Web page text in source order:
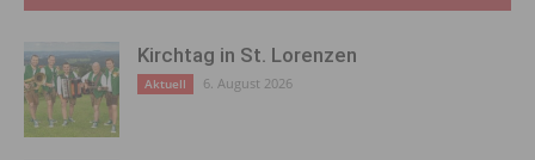
Kirchtag in St. Lorenzen
Aktuell 6. August 2026